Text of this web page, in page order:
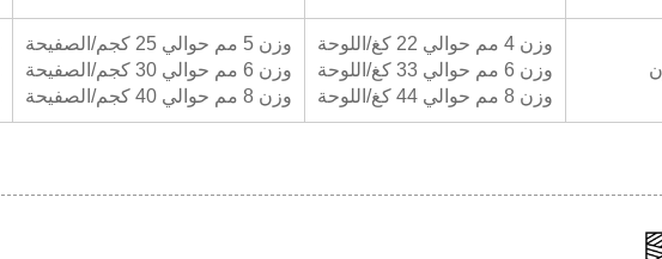
وزن 4 مم حوالي 22 كغ/اللوحة
وزن 6 مم حوالي 33 كغ/اللوحة
وزن 8 مم حوالي 44 كغ/اللوحة
وزن 5 مم حوالي 25 كجم/الصفيحة
وزن 6 مم حوالي 30 كجم/الصفيحة
وزن 8 مم حوالي 40 كجم/الصفيحة